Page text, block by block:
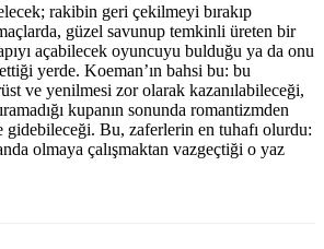
rakibin geri çekilmeyi bırakıp
güzel savunup temkinli üreten bir
açabilecek oyuncuyu bulduğu ya da onu
yerde. Koeman’ın bahsi bu: bu
ve yenilmesi zor olarak kazanılabileceği,
kupanın sonunda romantizmden
gidebileceği. Bu, zaferlerin en tuhafı olurdu:
olmaya çalışmaktan vazgeçtiği o yaz